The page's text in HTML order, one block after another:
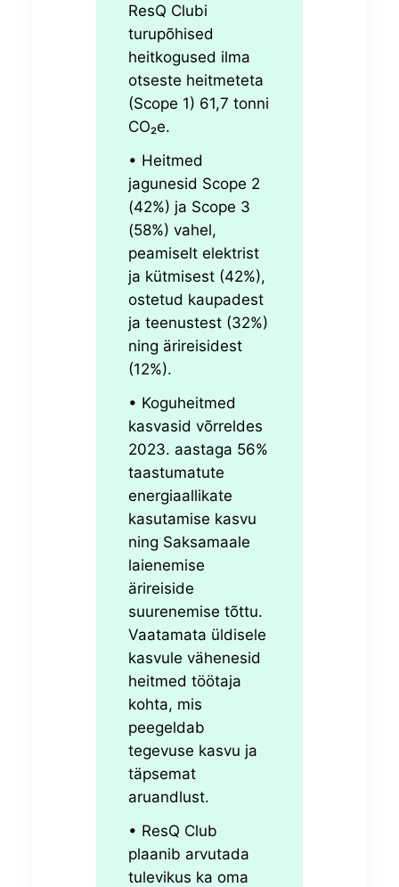
ResQ Clubi
turupõhised
heitkogused ilma
otseste heitmeteta
(Scope 1) 61,7 tonni
CO₂e.
• Heitmed
jagunesid Scope 2
(42%) ja Scope 3
(58%) vahel,
peamiselt elektrist
ja kütmisest (42%),
ostetud kaupadest
ja teenustest (32%)
ning ärireisidest
(12%).
• Koguheitmed
kasvasid võrreldes
2023. aastaga 56%
taastumatute
energiaallikate
kasutamise kasvu
ning Saksamaale
laienemise
ärireiside
suurenemise tõttu.
Vaatamata üldisele
kasvule vähenesid
heitmed töötaja
kohta, mis
peegeldab
tegevuse kasvu ja
täpsemat
aruandlust.
• ResQ Club
plaanib arvutada
tulevikus ka oma